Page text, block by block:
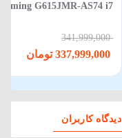
G615JMR-AS74 i7
RTX5060-WIN 11
341,999,000
دیدگاه کاربران